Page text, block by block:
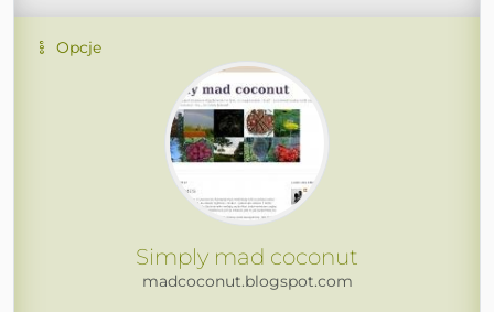
Opcje
Simply mad coconut
madcoconut.blogspot.com